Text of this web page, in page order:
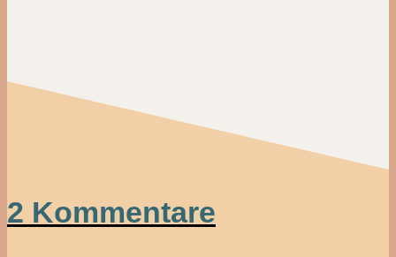
2 Kommentare